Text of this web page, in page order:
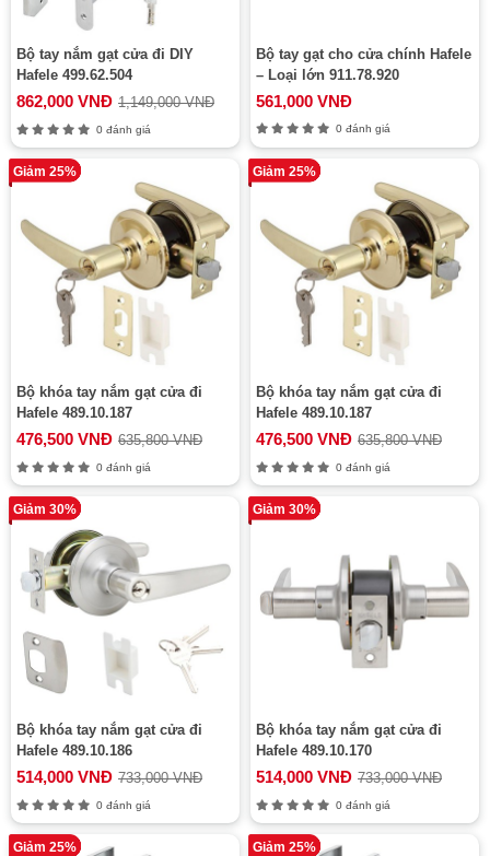
Bộ tay nắm gạt cửa đi DIY
Hafele 499.62.504
862,000 VNĐ 1,149,000 VNĐ
0 đánh giá
Bộ tay gạt cho cửa chính Hafele
– Loại lớn 911.78.920
561,000 VNĐ
0 đánh giá
Giảm 25%
Bộ khóa tay nắm gạt cửa đi
Hafele 489.10.187
476,500 VNĐ 635,800 VNĐ
0 đánh giá
Giảm 25%
Bộ khóa tay nắm gạt cửa đi
Hafele 489.10.187
476,500 VNĐ 635,800 VNĐ
0 đánh giá
Giảm 30%
Bộ khóa tay nắm gạt cửa đi
Hafele 489.10.186
514,000 VNĐ 733,000 VNĐ
0 đánh giá
Giảm 30%
Bộ khóa tay nắm gạt cửa đi
Hafele 489.10.170
514,000 VNĐ 733,000 VNĐ
0 đánh giá
Giảm 25% Giảm 25%